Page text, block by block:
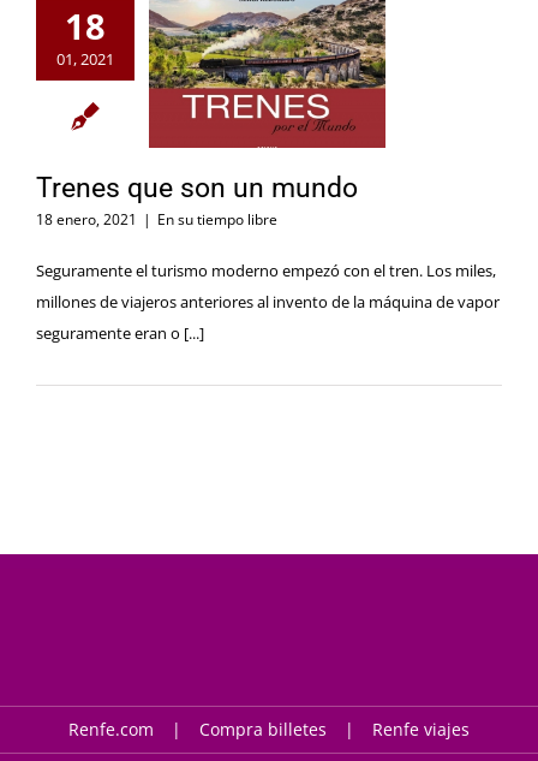
18
01, 2021
Trenes que son un mundo
18 enero, 2021 | En su tiempo libre
Seguramente el turismo moderno empezó con el tren. Los miles,
millones de viajeros anteriores al invento de la máquina de vapor
seguramente eran o [...]
Renfe.com Compra billetes Renfe viajes